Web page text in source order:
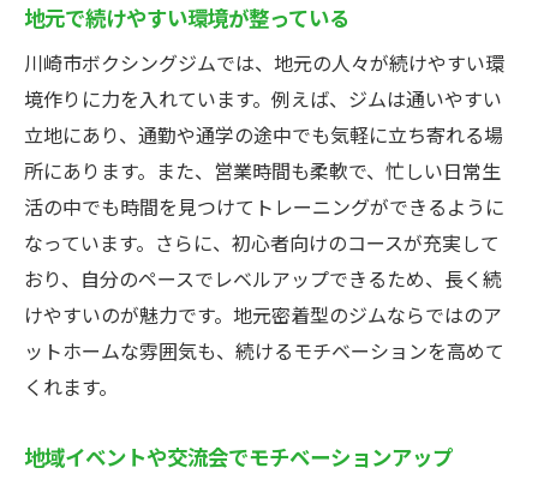
地元で続けやすい環境が整っている
川崎市ボクシングジムでは、地元の人々が続けやすい環
境作りに力を入れています。例えば、ジムは通いやすい
立地にあり、通勤や通学の途中でも気軽に立ち寄れる場
所にあります。また、営業時間も柔軟で、忙しい日常生
活の中でも時間を見つけてトレーニングができるように
なっています。さらに、初心者向けのコースが充実して
おり、自分のペースでレベルアップできるため、長く続
けやすいのが魅力です。地元密着型のジムならではのア
ットホームな雰囲気も、続けるモチベーションを高めて
くれます。
地域イベントや交流会でモチベーションアップ